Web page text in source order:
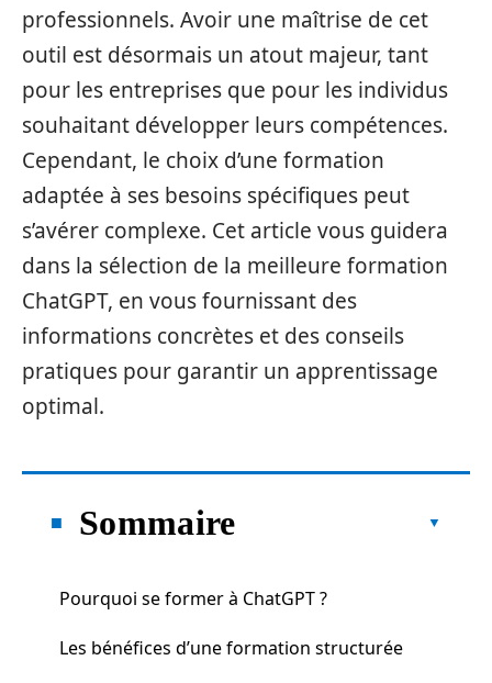
professionnels. Avoir une maîtrise de cet
outil est désormais un atout majeur, tant
pour les entreprises que pour les individus
souhaitant développer leurs compétences.
Cependant, le choix d’une formation
adaptée à ses besoins spécifiques peut
s’avérer complexe. Cet article vous guidera
dans la sélection de la meilleure formation
ChatGPT, en vous fournissant des
informations concrètes et des conseils
pratiques pour garantir un apprentissage
optimal.
Sommaire
Pourquoi se former à ChatGPT ?
Les bénéfices d’une formation structurée